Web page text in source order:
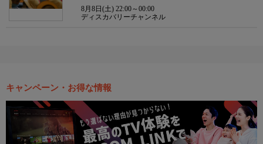
8月8日(土) 22:00～00:00
ディスカバリーチャンネル
キャンペーン・お得な情報